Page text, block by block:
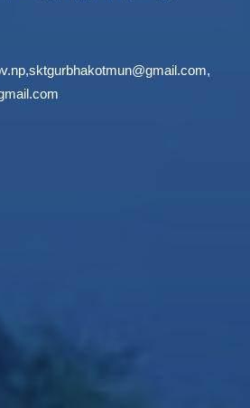
,sktgurbhakotmun@gmail.com,